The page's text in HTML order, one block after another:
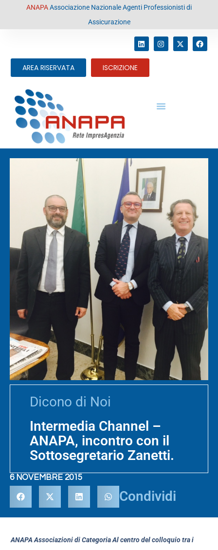
contenutoANAPAAssociazione Nazionale Agenti Professionisti di
Assicurazione
AREA RISERVATA ISCRIZIONE
Dicono di Noi
Intermedia Channel –
ANAPA, incontro con il
Sottosegretario Zanetti.
6 NOVEMBRE 2015
Condividi
ANAPA Associazioni di Categoria Al centro del colloquio tra i